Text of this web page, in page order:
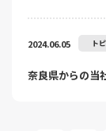
2024.06.05 ト
奈良県からの当